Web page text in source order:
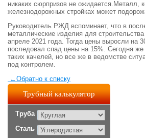
никаких сюрпризов не ожидается.Металл,
железнодорожных стройках может
Руководитель РЖД вспоминает, что в
металлические изделия для
апреле 2021 года. Тогда цены выросли на
последовал спад цены на 15%. Сегодня
таких качелей, но все же в ведомстве
под контролем.
←Обратно к списку
Трубный калькулятор
Труба
Сталь